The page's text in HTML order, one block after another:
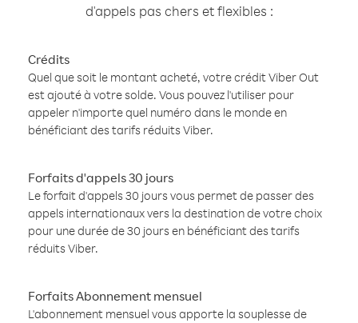
d'appels pas chers et flexibles :
Crédits
Quel que soit le montant acheté, votre crédit Viber Out
est ajouté à votre solde. Vous pouvez l'utiliser pour
appeler n'importe quel numéro dans le monde en
bénéficiant des tarifs réduits Viber.
Forfaits d'appels 30 jours
Le forfait d'appels 30 jours vous permet de passer des
appels internationaux vers la destination de votre choix
pour une durée de 30 jours en bénéficiant des tarifs
réduits Viber.
Forfaits Abonnement mensuel
L'abonnement mensuel vous apporte la souplesse de